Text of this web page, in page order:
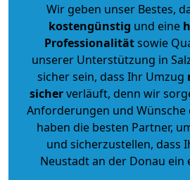
Wir geben unser Bestes,
kostengünstig und eine
Professionalitätsowie
unserer Unterstützung in
sicher sein, dass Ihr Umzug
sicherverläuft, denn wir
Anforderungen und
haben die besten Partner,
und sicherzustellen, dass
Neustadt an der Donau